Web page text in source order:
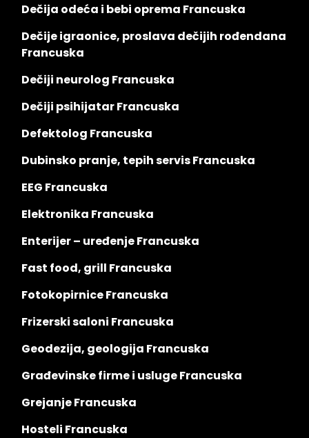
Dečija odeća i bebi oprema Francuska
Dečije igraonice, proslava dečijih rođendana
Francuska
Dečiji neurolog Francuska
Dečiji psihijatar Francuska
Defektolog Francuska
Dubinsko pranje, tepih servis Francuska
EEG Francuska
Elektronika Francuska
Enterijer – uređenje Francuska
Fast food, grill Francuska
Fotokopirnice Francuska
Frizerski saloni Francuska
Geodezija, geologija Francuska
Građevinske firme i usluge Francuska
Grejanje Francuska
Hosteli Francuska